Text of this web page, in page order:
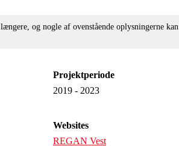
og nogle af ovenstående oplysningerne kan
Projektperiode
2019 - 2023
Websites
REGAN Vest